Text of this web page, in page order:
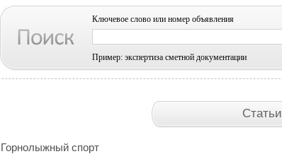
Ключевое слово или номер объявления
Пример: экспертиза сметной документации
Статьи
Горнолыжный спорт